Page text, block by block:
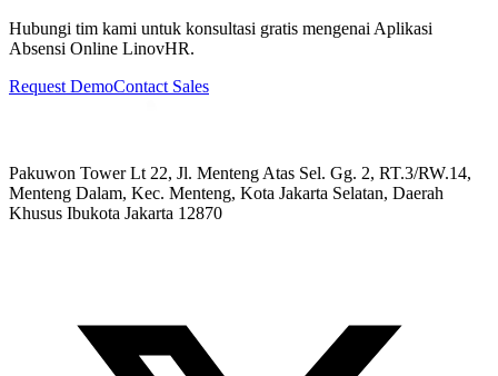
Hubungi tim kami untuk konsultasi gratis mengenai Aplikasi
Absensi Online LinovHR.
Request DemoContact Sales
Pakuwon Tower Lt 22, Jl. Menteng Atas Sel. Gg. 2, RT.3/RW.14,
Menteng Dalam, Kec. Menteng, Kota Jakarta Selatan, Daerah
Khusus Ibukota Jakarta 12870